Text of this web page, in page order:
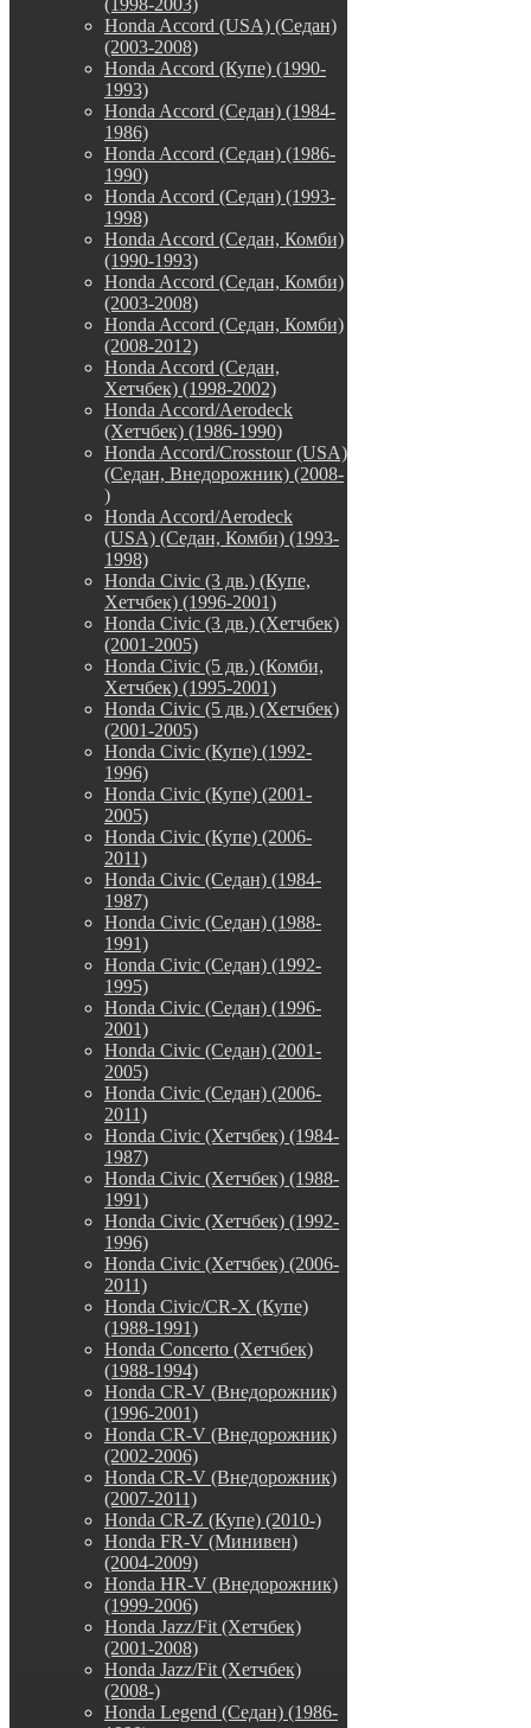
Honda Accord (USA) (Седан)
(2003-2008)
Honda Accord (Купе) (1990-
1993)
Honda Accord (Седан) (1984-
1986)
Honda Accord (Седан) (1986-
1990)
Honda Accord (Седан) (1993-
1998)
Honda Accord (Седан, Комби)
(1990-1993)
Honda Accord (Седан, Комби)
(2003-2008)
Honda Accord (Седан, Комби)
(2008-2012)
Honda Accord (Седан,
Хетчбек) (1998-2002)
Honda Accord/Aerodeck
(Хетчбек) (1986-1990)
Honda Accord/Crosstour (USA)
(Седан, Внедорожник) (2008-
)
Honda Accord/Аerodeck
(USA) (Седан, Комби) (1993-
1998)
Honda Civic (3 дв.) (Купе,
Хетчбек) (1996-2001)
Honda Civic (3 дв.) (Хетчбек)
(2001-2005)
Honda Civic (5 дв.) (Комби,
Хетчбек) (1995-2001)
Honda Civic (5 дв.) (Хетчбек)
(2001-2005)
Honda Civic (Купе) (1992-
1996)
Honda Civic (Купе) (2001-
2005)
Honda Civic (Купе) (2006-
2011)
Honda Civic (Седан) (1984-
1987)
Honda Civic (Седан) (1988-
1991)
Honda Civic (Седан) (1992-
1995)
Honda Civic (Седан) (1996-
2001)
Honda Civic (Седан) (2001-
2005)
Honda Civic (Седан) (2006-
2011)
Honda Civic (Хетчбек) (1984-
1987)
Honda Civic (Хетчбек) (1988-
1991)
Honda Civic (Хетчбек) (1992-
1996)
Honda Civic (Хетчбек) (2006-
2011)
Honda Civic/CR-X (Купе)
(1988-1991)
Honda Concerto (Хетчбек)
(1988-1994)
Honda CR-V (Внедорожник)
(1996-2001)
Honda CR-V (Внедорожник)
(2002-2006)
Honda CR-V (Внедорожник)
(2007-2011)
Honda CR-Z (Купе) (2010-)
Honda FR-V (Минивен)
(2004-2009)
Honda HR-V (Внедорожник)
(1999-2006)
Honda Jazz/Fit (Хетчбек)
(2001-2008)
Honda Jazz/Fit (Хетчбек)
(2008-)
Honda Legend (Седан) (1986-